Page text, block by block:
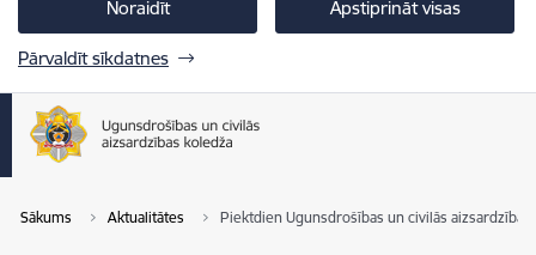
Noraidīt Apstiprināt visas
Pārvaldīt sīkdatnes
Sākums Aktualitātes Piektdien Ugunsdrošības un civilās